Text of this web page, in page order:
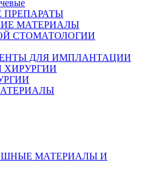
ПРЕПАРАТЫ
МАТЕРИАЛЫ
СТОМАТОЛОГИИ
ДЛЯ ИМПЛАНТАЦИИ
МАТЕРИАЛЫ И